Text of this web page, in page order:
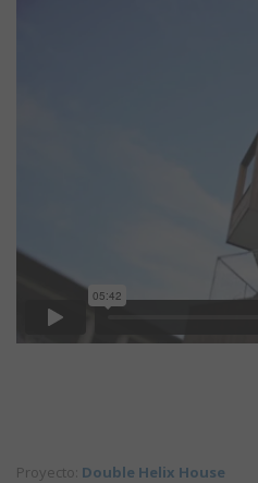
Proyecto: Double Helix House